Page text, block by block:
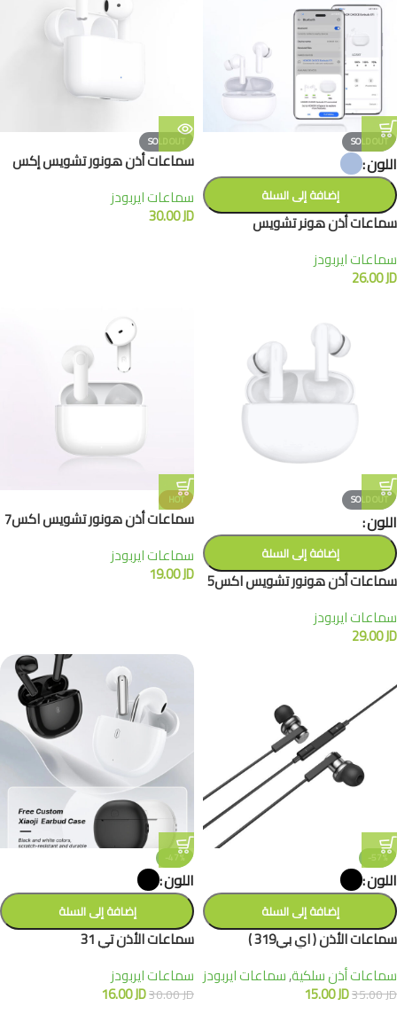
SOLD OUT
اللون
إضافة إلى السلة
سماعات أذن هونر تشويس
سماعات ايربودز
26.00JD
SOLD OUT
سماعات أذن هونور تشويس إكس
سماعات ايربودز
30.00JD
SOLD OUT
اللون
إضافة إلى السلة
سماعات أذن هونور تشويس اكس5
سماعات ايربودز
29.00JD
HOT
سماعات أذن هونور تشويس اكس7
سماعات ايربودز
19.00JD
-57%
اللون
إضافة إلى السلة
سماعات الأذن ( اي بي319 )
سماعات أذن سلكية,سماعات ايربودز
35.00JD
15.00JD
-47%
اللون
إضافة إلى السلة
سماعات الأذن تي 31
سماعات ايربودز
30.00JD
16.00JD